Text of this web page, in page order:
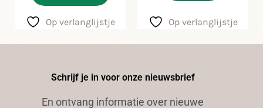
Op verlanglijstje Op verlanglijstje
Schrijf je in voor onze nieuwsbrief
En ontvang informatie over nieuwe